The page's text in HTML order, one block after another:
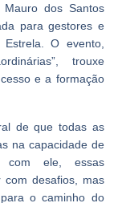
dos Santos
para gestores e
O evento,
trouxe
e a formação
de que todas as
na capacidade de
com ele, essas
com desafios, mas
o caminho do